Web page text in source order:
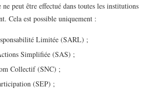
peut être effectué dans toutes les institutions
Cela est possible uniquement :
Limitée (SARL) ;
Simplifiée (SAS) ;
Collectif (SNC) ;
(SEP) ;